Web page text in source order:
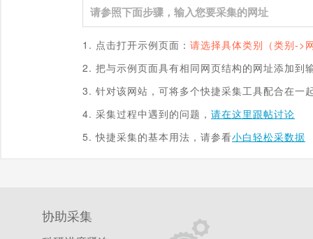
1. 点击打开示例页面： 请选择具体类别（类别->
2. 把与示例页面具有相同网页结构的网址添加到
3. 针对该网站，可将多个快捷采集工具配合在一
4. 采集过程中遇到的问题， 请在这里跟帖讨论
5. 快捷采集的基本用法，请参看小白轻松采数据
协助采集